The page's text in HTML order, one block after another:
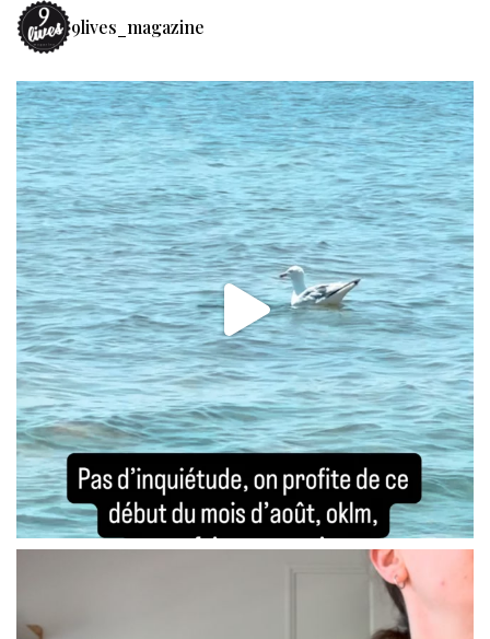
9lives_magazine